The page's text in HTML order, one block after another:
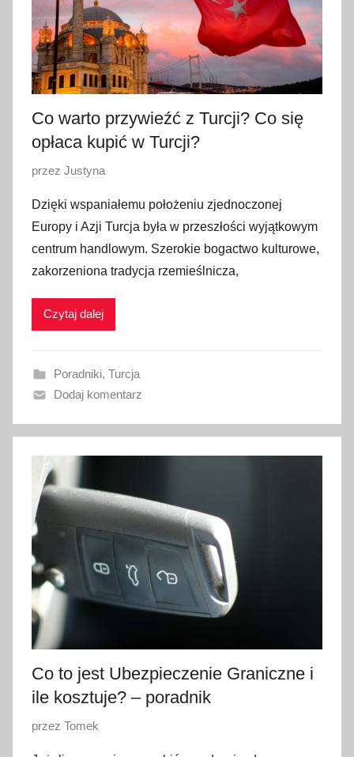
z
n
i
a
2
0
2
Co warto przywieźć z Turcji? Co się
opłaca kupić w Turcji?
O
u
b
l
i
w
n
o
7
s
c
z
n
a
2
0
przez Justyna
Dzięki wspaniałemu położeniu zjednoczonej
Europy i Azji Turcja była w przeszłości wyjątkowym
centrum handlowym. Szerokie bogactwo kulturowe,
zakorzeniona tradycja rzemieślnicza,
Czytaj dalej
Poradniki, Turcja
Dodaj komentarz
Co to jest Ubezpieczenie Graniczne i
ile kosztuje? – poradnik
O
przez Tomek